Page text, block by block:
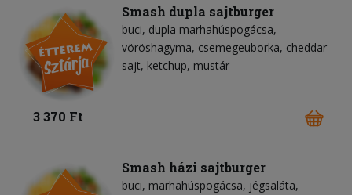
Smash dupla sajtburger
buci dupla marhahúspogácsa
vöröshagyma csemegeuborka cheddar
sajt ketchup mustár
3 370 Ft
Smash házi sajtburger
buci marhahúspogácsa jégsaláta